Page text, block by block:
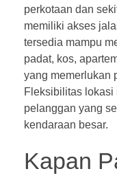
perkotaan dan
memiliki akses
tersedia mampu
padat, kos,
yang memerlukan
Fleksibilitas
pelanggan yang
kendaraan besar.
Kapan